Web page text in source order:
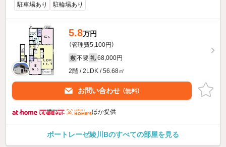
駐車場あり 駐輪場あり
5.8万円
（管理費5,100円）
敷 不要 礼 68,000円
2階 / 2LDK / 56.68㎡
お問い合わせ （無料）
ほか提供
ポートレーゼ綾川Bのすべての部屋を見る